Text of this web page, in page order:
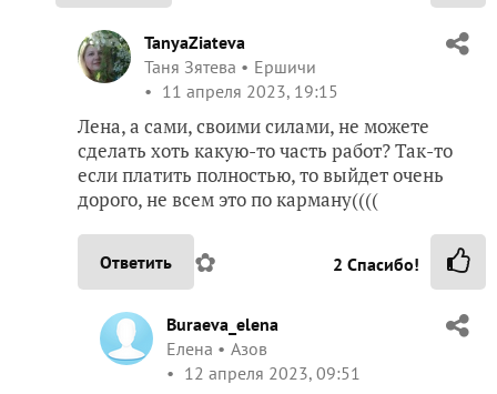
TanyaZiateva
Таня Зятева
Ершичи
11 апреля 2023, 19:15
Лена, а сами, своими силами, не можете
сделать хоть какую-то часть работ? Так-то
если платить полностью, то выйдет очень
дорого, не всем это по карману((((
Ответить ✿ 2 Спасибо!
Buraeva_elena
Елена
Азов
12 апреля 2023, 09:51